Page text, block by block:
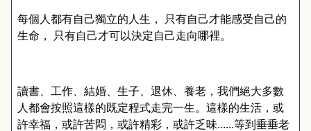
每個人都有自己獨立的人生， 只有自己才能感受自己的
生命， 只有自己才可以決定自己走向哪裡。
讀書、工作、結婚、生子、退休、養老，我們絕大多數
人都會按照這樣的既定程式走完一生。這樣的生活，或
許幸福，或許苦悶，或許精彩，或許乏味......等到垂垂老